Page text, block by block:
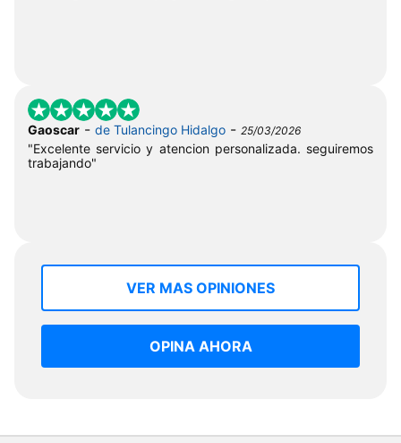
Gaoscar - de Tulancingo Hidalgo - 25/03/2026
"Excelente servicio y atencion personalizada. seguiremos
trabajando"
VER MAS OPINIONES
OPINA AHORA